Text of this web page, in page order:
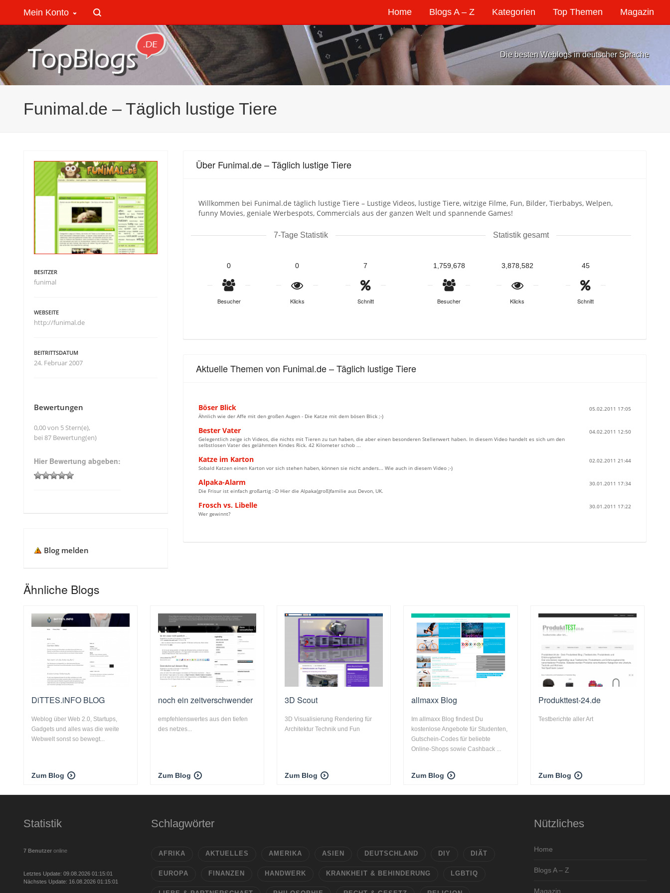
Home Blogs A – Z Kategorien Top Themen Magazin
Mein Konto
Die besten Weblogs in deutscher Sprache
Funimal.de – Täglich lustige Tiere
Über Funimal.de – Täglich lustige Tiere
Willkommen bei Funimal.de täglich lustige Tiere – Lustige Videos, lustige Tiere, witzige Filme, Fun, Bilder, Tierbabys, Welpen,
funny Movies, geniale Werbespots, Commercials aus der ganzen Welt und spannende Games!
7-Tage Statistik
0
Besucher
0
Klicks
7
Schnitt
Statistik gesamt
1,759,678
Besucher
3,878,582
Klicks
45
Schnitt
Aktuelle Themen von Funimal.de – Täglich lustige Tiere
Böser Blick
05.02.2011 17:05
Ähnlich wie der Affe mit den großen Augen - Die Katze mit dem bösen Blick ;-)
Bester Vater
04.02.2011 12:50
Gelegentlich zeige ich Videos, die nichts mit Tieren zu tun haben, die aber einen besonderen Stellenwert haben. In diesem Video handelt es sich um den
selbstlosen Vater des gelähmten Kindes Rick. 42 Kilometer schob ...
Katze im Karton
02.02.2011 21:44
Sobald Katzen einen Karton vor sich stehen haben, können sie nicht anders... Wie auch in diesem Video ;-)
Alpaka-Alarm
30.01.2011 17:34
Die Frisur ist einfach großartig :-D Hier die Alpaka(groß)familie aus Devon, UK.
Frosch vs. Libelle
30.01.2011 17:22
Wer gewinnt?
BESITZER
funimal
WEBSEITE
http://funimal.de
BEITRITTSDATUM
24. Februar 2007
Bewertungen
0,00 von 5 Stern(e),
bei 87 Bewertung(en)
Hier Bewertung abgeben:
Blog melden
Ähnliche Blogs
DiTTES.iNFO BLOG
Weblog über Web 2.0, Startups,
Gadgets und alles was die weite
Webwelt sonst so bewegt...
Zum Blog
noch ein zeitverschwender
empfehlenswertes aus den tiefen
des netzes...
Zum Blog
3D Scout
3D Visualisierung Rendering für
Architektur Technik und Fun
Zum Blog
allmaxx Blog
Im allmaxx Blog findest Du
kostenlose Angebote für Studenten,
Gutschein-Codes für beliebte
Online-Shops sowie Cashback ...
Zum Blog
Produkttest-24.de
Testberichte aller Art
Zum Blog
Statistik
7 Benutzer online
Letztes Update: 09.08.2026 01:15:01
Nächstes Update: 16.08.2026 01:15:01
Schlagwörter
AFRIKA AKTUELLES AMERIKA ASIEN DEUTSCHLAND DIY DIÄT
EUROPA FINANZEN HANDWERK KRANKHEIT & BEHINDERUNG LGBTIQ
Nützliches
Home
Blogs A – Z
Magazin